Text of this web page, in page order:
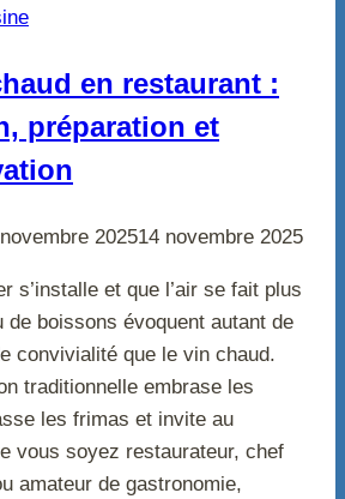
en restaurant :
préparation et
202514 novembre 2025
s’installe et que l’air se fait plus
de boissons évoquent autant de
convivialité que le vin chaud.
traditionnelle embrase les
les frimas et invite au
vous soyez restaurateur, chef
amateur de gastronomie,